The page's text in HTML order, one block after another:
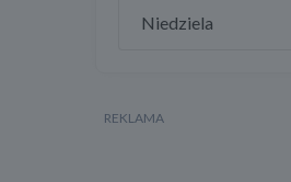
Niedziela